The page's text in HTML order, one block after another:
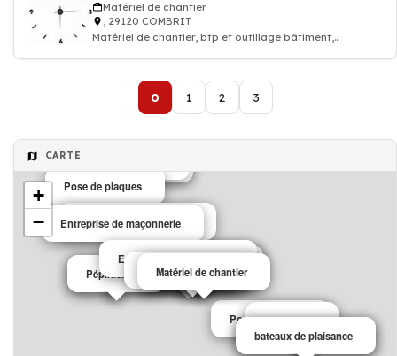
Matériel de chantier
, 29120 COMBRIT
Matériel de chantier, btp et outillage bâtiment,
0 1 2 3
CARTE
Pose de plaques
Pose de plaques
Agriculture
Restaurant
Bateaux
Horticulteur
Pépiniériste
bateaux de plaisance
Agriculteur
bateaux de plaisance
Entreprise de démolition
Entreprise de maçonnerie
Entreprise de démolition
Travaux de bâtiment
Matériel de chantier
+
−